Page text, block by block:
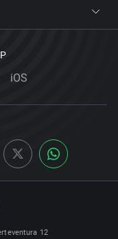
iOS
12